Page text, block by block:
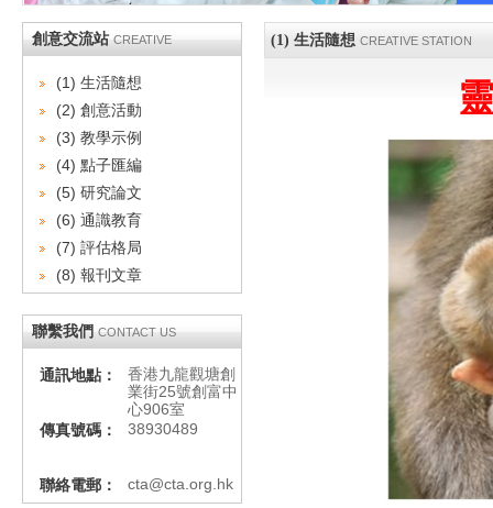
創意交流站 CREATIVE
(1) 生活隨想
(2) 創意活動
(3) 教學示例
(4) 點子匯編
(5) 研究論文
(6) 通識教育
(7) 評估格局
(8) 報刊文章
聯繫我們 CONTACT US
通訊地點：
香港九龍觀塘創
業街25號創富中
心906室
傳真號碼： 38930489
聯絡電郵： cta@cta.org.hk
(1) 生活隨想 CREATIVE STATION